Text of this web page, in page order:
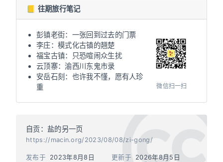
📒 往期旅行笔记
彭镇老街：一张回到过去的门票
李庄：模式化古镇的翘楚
福宝古镇：只恐喧闹众生扰
云顶寨：渝西川东鬼市录
安岳石刻：也许我不懂，愿有人珍
重
微信扫一扫
自贡：盐的另一页
https://macin.org/2023/08/08/zi-gong/
发布于 2023年8月8日 更新于
2026年8月5日